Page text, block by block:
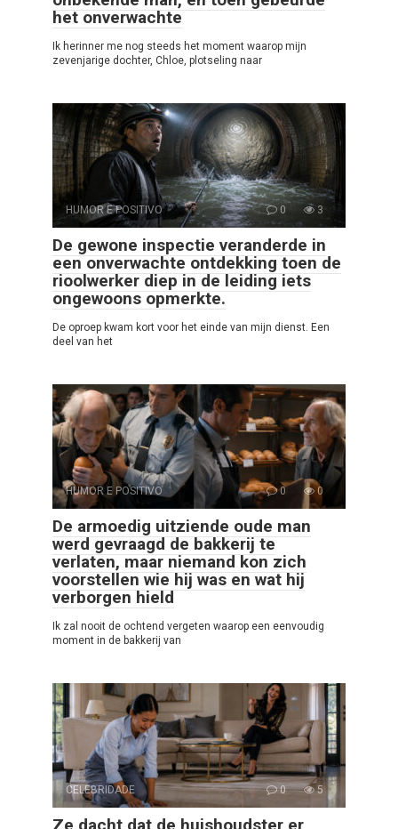
het onverwachte
Ik herinner me nog steeds het moment waarop mijn
zevenjarige dochter, Chloe, plotseling naar
HUMOR E POSITIVO 0 3
De gewone inspectie veranderde in
een onverwachte ontdekking toen de
rioolwerker diep in de leiding iets
ongewoons opmerkte.
De oproep kwam kort voor het einde van mijn dienst. Een
deel van het
HUMOR E POSITIVO 0 0
De armoedig uitziende oude man
werd gevraagd de bakkerij te
verlaten, maar niemand kon zich
voorstellen wie hij was en wat hij
verborgen hield
Ik zal nooit de ochtend vergeten waarop een eenvoudig
moment in de bakkerij van
CELEBRIDADE 0 5